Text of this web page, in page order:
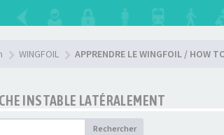
WINGFOIL APPRENDRE LE WINGFOIL / HOW
INSTABLE LATÉRALEMENT
Rechercher